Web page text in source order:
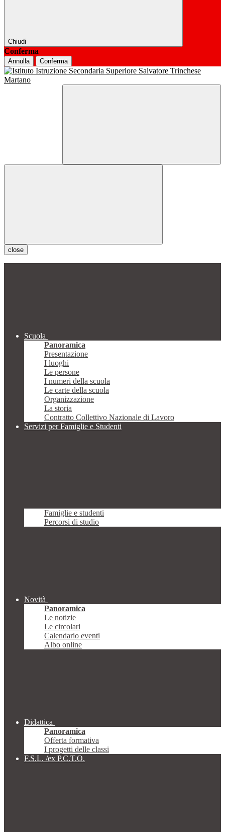
Chiudi
Conferma
Annulla Conferma
close
Scuola
Panoramica
Presentazione
I luoghi
Le persone
I numeri della scuola
Le carte della scuola
Organizzazione
La storia
Contratto Collettivo Nazionale di Lavoro
Servizi per Famiglie e Studenti
Famiglie e studenti
Percorsi di studio
Novità
Panoramica
Le notizie
Le circolari
Calendario eventi
Albo online
Didattica
Panoramica
Offerta formativa
I progetti delle classi
F.S.L. /ex P.C.T.O.